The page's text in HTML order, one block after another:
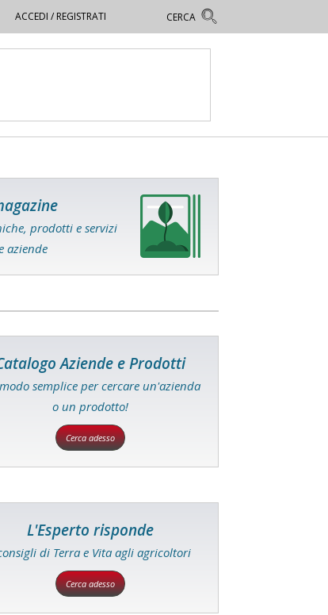
ACCEDI / REGISTRATI
prodotti e servizi
aziende
Aziende e Prodotti
semplice per cercare un'azienda
o un prodotto!
Cerca adesso
L'Esperto risponde
di Terra e Vita agli agricoltori
Cerca adesso